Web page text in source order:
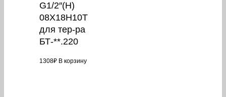
G1/2″(Н)
08Х18Н10Т
для тер-ра
БТ-**.220
1308₽ В корзину